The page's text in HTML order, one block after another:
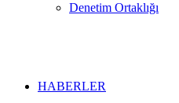
Denetim Ortaklığı
HABERLER